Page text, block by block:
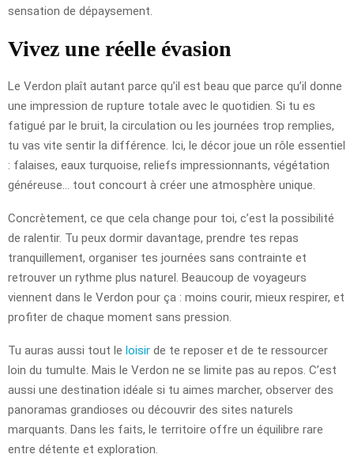
sensation de dépaysement.
Vivez une réelle évasion
Le Verdon plaît autant parce qu’il est beau que parce qu’il donne
une impression de rupture totale avec le quotidien. Si tu es
fatigué par le bruit, la circulation ou les journées trop remplies,
tu vas vite sentir la différence. Ici, le décor joue un rôle essentiel
: falaises, eaux turquoise, reliefs impressionnants, végétation
généreuse… tout concourt à créer une atmosphère unique.
Concrètement, ce que cela change pour toi, c’est la possibilité
de ralentir. Tu peux dormir davantage, prendre tes repas
tranquillement, organiser tes journées sans contrainte et
retrouver un rythme plus naturel. Beaucoup de voyageurs
viennent dans le Verdon pour ça : moins courir, mieux respirer, et
profiter de chaque moment sans pression.
Tu auras aussi tout le loisir de te reposer et de te ressourcer
loin du tumulte. Mais le Verdon ne se limite pas au repos. C’est
aussi une destination idéale si tu aimes marcher, observer des
panoramas grandioses ou découvrir des sites naturels
marquants. Dans les faits, le territoire offre un équilibre rare
entre détente et exploration.